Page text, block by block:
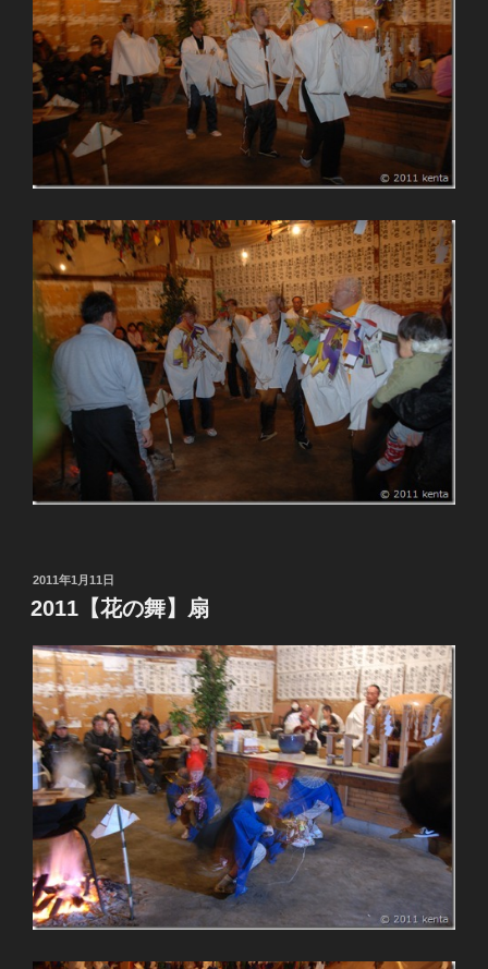
投
稿
日:
2011年1月11日
2011【花の舞】扇